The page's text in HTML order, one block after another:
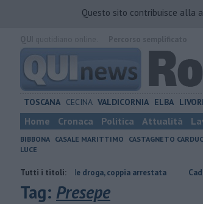
Questo sito contribuisce alla
TOSCANA CECINA VALDICORNIA ELBA
Home Cronaca Politica Attualità
BIBBONA CASALE MARITTIMO CASTAGNETO
LUCE
Tutti i titoli:
vende droga, coppia arrestata Cade dallo scooter,
Tag: Presepe